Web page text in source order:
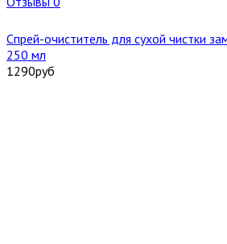
Спрей-очиститель для сухой чистки
250 мл
1290руб